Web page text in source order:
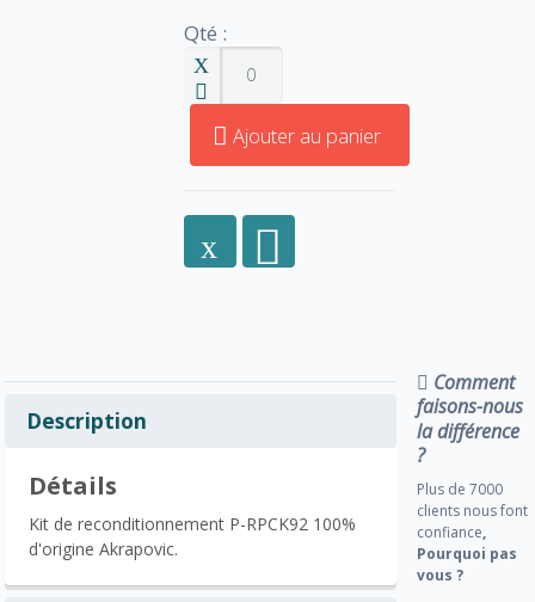
Qté :
Ajouter au panier
Description
Détails
Kit de reconditionnement P-RPCK92 100%
d'origine Akrapovic.
Comment
faisons-nous
la différence
?
Plus de 7000
clients nous font
confiance,
Pourquoi pas
vous ?